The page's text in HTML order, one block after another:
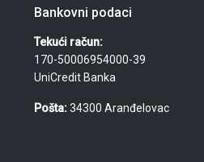
Bankovni podaci
Tekući račun:
170-50006954000-39
UniCredit Banka
Pošta:34300 Aranđelovac